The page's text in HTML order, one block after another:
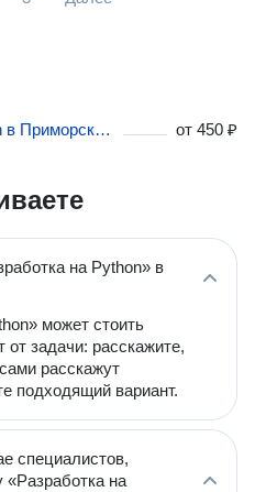
Программирование на Python в Приморском крае от 450 ₽
на Python» в
может стоить
от задачи: расскажите,
расскажут
подходящий вариант.
специалистов,
«Разработка на